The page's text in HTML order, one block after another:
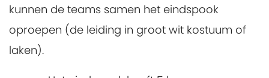
kunnen de teams samen het eindspook
oproepen (de leiding in groot wit kostuum of
laken).